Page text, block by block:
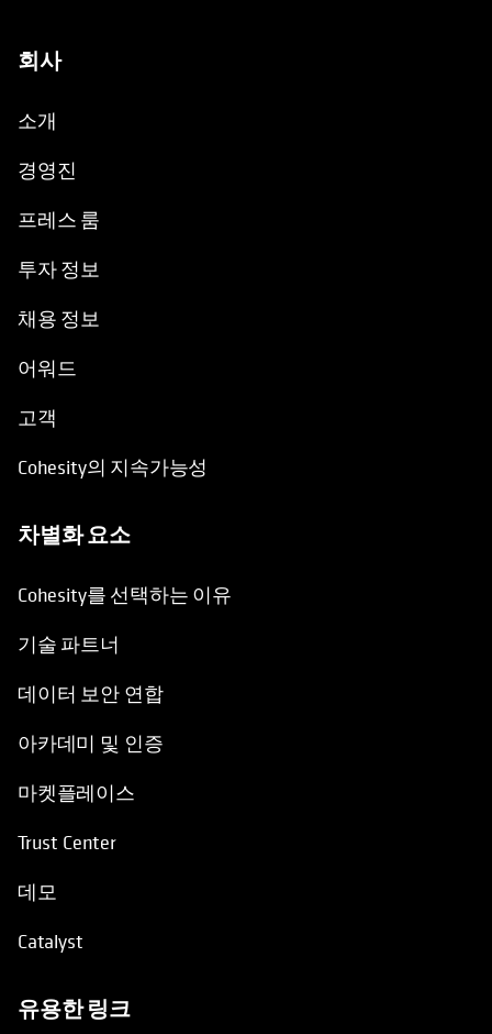
회사
소개
경영진
프레스 룸
투자 정보
채용 정보
어워드
고객
Cohesity의 지속가능성
차별화 요소
Cohesity를 선택하는 이유
기술 파트너
데이터 보안 연합
아카데미 및 인증
마켓플레이스
Trust Center
데모
Catalyst
유용한 링크